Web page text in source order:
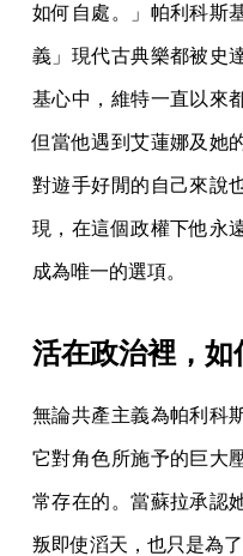
如何自處。」帕利科斯
義」現代古典樂都被史
基心中，維特一直以來
但當他遇到艾蓮娜及她
對遊手好閒的自己來說
現，在這個政權下他永
成為唯一的選項。
活在政治裡，如
無論共產主義為帕利科
它對角色所施予的巨大
常存在的。當蘇拉承認
叛即使滔天，也只是為了